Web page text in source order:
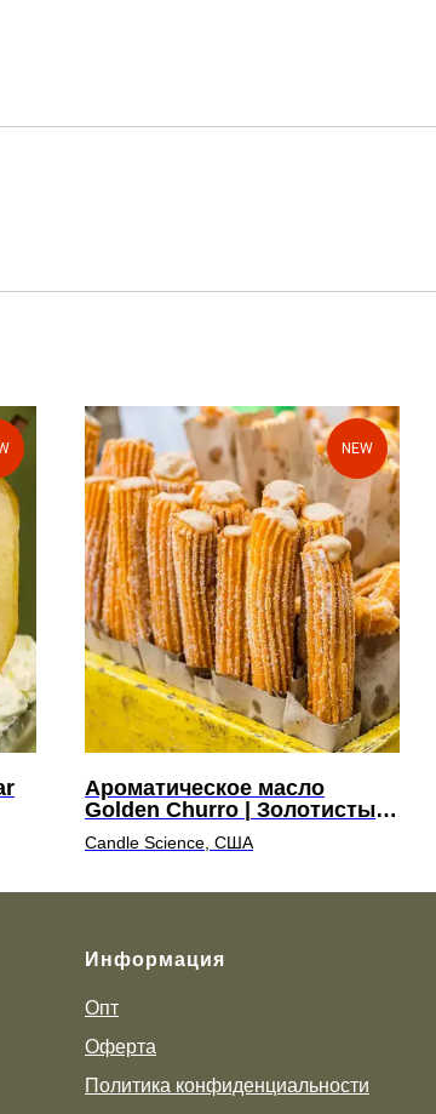
NEW
Ароматическое масло
Golden Churro | Золотистый
чуррос
Candle Science, США
Информация
Опт
Оферта
Политика конфиденциальности